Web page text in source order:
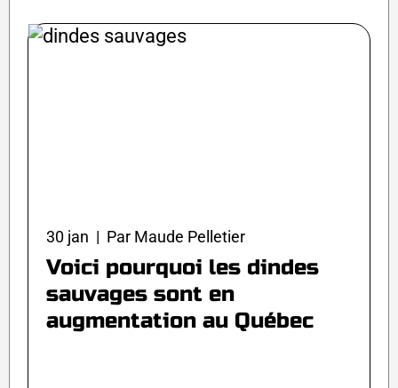
30 jan | Par Maude Pelletier
Voici pourquoi les dindes
sauvages sont en
augmentation au Québec